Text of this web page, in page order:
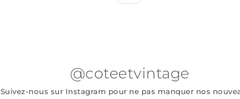
@coteetvintage
Suivez-nous sur Instagram pour ne pas manquer nos